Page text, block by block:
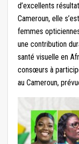
d’excellents
Cameroun, elle
femmes
une contribution
santé visuelle en
consœurs à
au Cameroun,